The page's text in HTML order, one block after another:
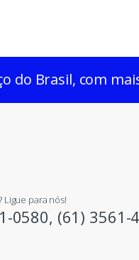
do Brasil, com
Ligue para nós!
0580, (61) 3561-